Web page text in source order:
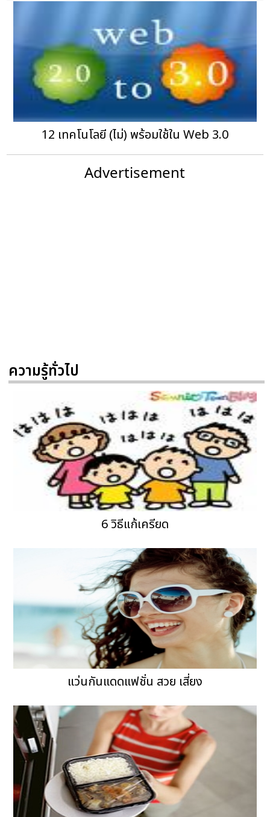
12 เทคโนโลยี (ไม่) พร้อมใช้ใน Web 3.0
Advertisement
ความรู้ทั่วไป
6 วิธีแก้เครียด
แว่นกันแดดแฟชั่น สวย เสี่ยง